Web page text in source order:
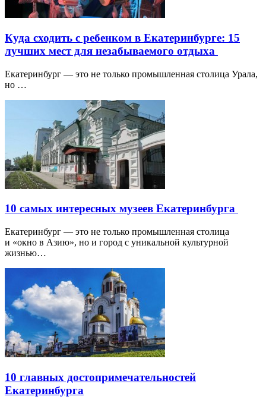
Куда сходить с ребенком в Екатеринбурге: 15
лучших мест для незабываемого отдыха
Екатеринбург — это не только промышленная столица Урала,
но …
10 самых интересных музеев Екатеринбурга
Екатеринбург — это не только промышленная столица
и «окно в Азию», но и город с уникальной культурной
жизнью…
10 главных достопримечательностей
Екатеринбурга